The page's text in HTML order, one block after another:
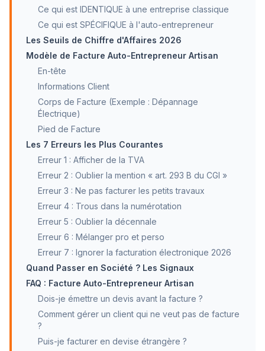
Ce qui est IDENTIQUE à une entreprise classique
Ce qui est SPÉCIFIQUE à l'auto-entrepreneur
Les Seuils de Chiffre d'Affaires 2026
Modèle de Facture Auto-Entrepreneur Artisan
En-tête
Informations Client
Corps de Facture (Exemple : Dépannage
Électrique)
Pied de Facture
Les 7 Erreurs les Plus Courantes
Erreur 1 : Afficher de la TVA
Erreur 2 : Oublier la mention « art. 293 B du CGI »
Erreur 3 : Ne pas facturer les petits travaux
Erreur 4 : Trous dans la numérotation
Erreur 5 : Oublier la décennale
Erreur 6 : Mélanger pro et perso
Erreur 7 : Ignorer la facturation électronique 2026
Quand Passer en Société ? Les Signaux
FAQ : Facture Auto-Entrepreneur Artisan
Dois-je émettre un devis avant la facture ?
Comment gérer un client qui ne veut pas de facture
?
Puis-je facturer en devise étrangère ?